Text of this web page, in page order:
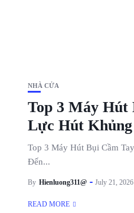
NHÀ CỬA
Top 3 Máy Hút
Lực Hút Khủng
Top 3 Máy Hút Bụi Cầm
Đến...
By Hienluong311@ July 21, 2026
READ MORE